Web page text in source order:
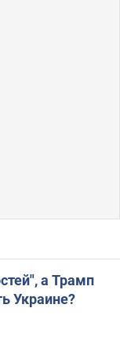
а Трамп
Украине?